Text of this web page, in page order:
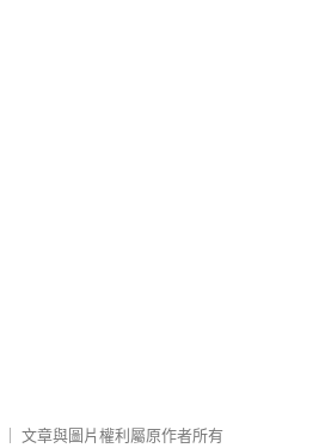
文章與圖片權利屬原作者所有